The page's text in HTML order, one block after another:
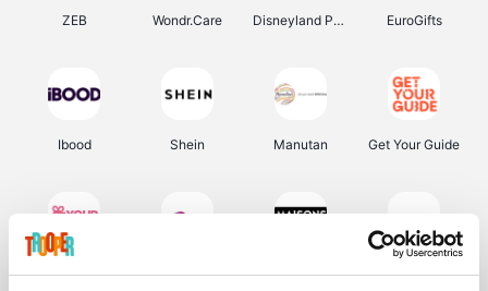
ZEB Wondr.Care Disneyland Paris EuroGifts
Ibood Shein Manutan Get Your Guide